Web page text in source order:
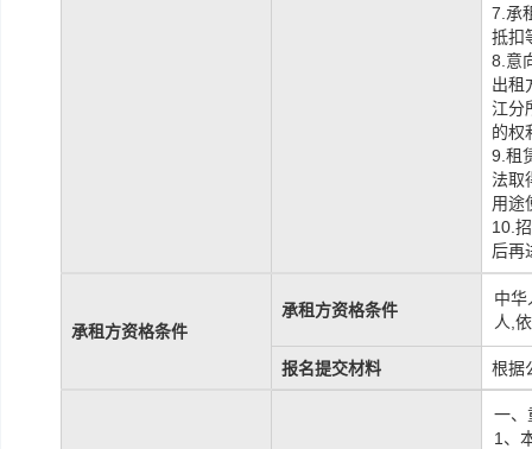
7.承
抵扣
8.意
出租
江分
的权
9.租
法取
用途
10.
后再
承租方资格条件
承租方资格条件
中华
人,
报名提交材料 根据
一、
1、